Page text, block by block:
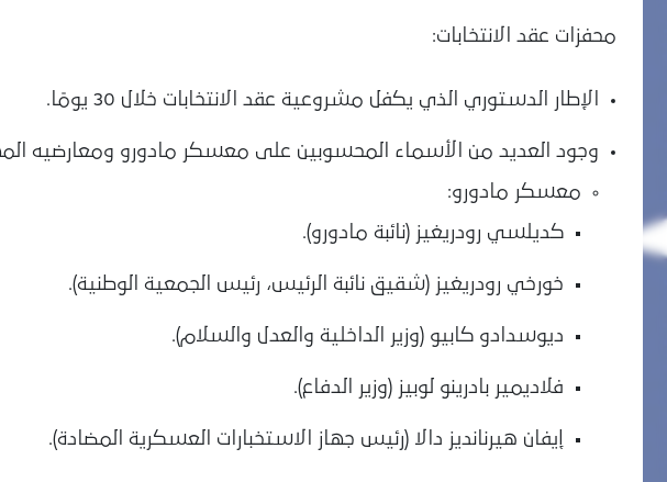
محفزات عقد الانتخابات:
الإطار الدستوري الذي يكفل مشروعية عقد الانتخابات خلال 30 يومًا.
وجود العديد من الأسماء المحسوبين على معسكر مادورو ومعارضيه
معسكر مادورو:
كديلسي رودريغيز (نائبة مادورو).
خورخي رودريغيز (شقيق نائبة الرئيس، رئيس الجمعية الوطنية).
ديوسدادو كابيو (وزير الداخلية والعدل والسلام).
فلاديمير بادرينو لوبيز (وزير الدفاع).
إيفان هيرنانديز دالا (رئيس جهاز الاستخبارات العسكرية المضادة).